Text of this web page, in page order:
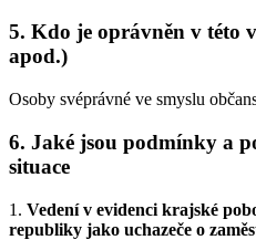
5. Kdo je oprávněn v této
apod.)
Osoby svéprávné ve smyslu
6. Jaké jsou podmínky a
situace
1. Vedení v evidenci krajské
republiky jako uchazeče o